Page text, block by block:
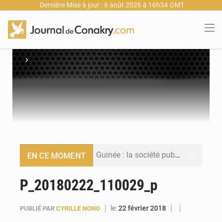
Dernière Mise à jour : 6 août 2026 à 16h34 GMT
›
EN CE MOMENT Guinée : la société publique Nimba Mining Company signe sa première convention minière
P_20180222_110029_p
PUBLIÉ PAR CYRILLE NONO le:22 février 2018